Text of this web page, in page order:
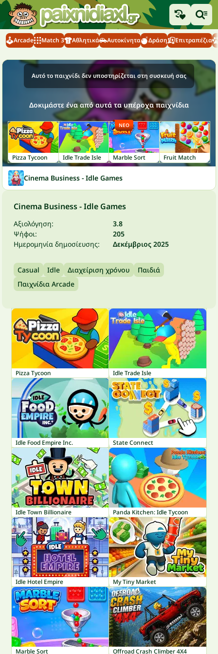
Arcade Match 3 Αθλητικά Αυτοκίνητα Δράση Επιτραπέζια
Αυτό το παιχνίδι δεν υποστηρίζεται στη συσκευή σας
Δοκιμάστε ένα από αυτά τα υπέροχα παιχνίδια
Pizza Tycoon Idle Trade Isle Marble Sort
ΝΈΟ
Fruit Match
Cinema Business - Idle Games
Cinema Business - Idle Games
Αξιολόγηση:
3.8
Ψήφοι:
205
Ημερομηνία δημοσίευσης:
Δεκέμβριος 2025
Casual Idle Διαχείριση χρόνου
Παιδιά
Παιχνίδια Arcade
Pizza Tycoon Idle Trade Isle
Idle Food Empire Inc. State Connect
Idle Town Billionaire Panda Kitchen: Idle Tycoon
Idle Hotel Empire My Tiny Market
Marble Sort Offroad Crash Climber 4X4